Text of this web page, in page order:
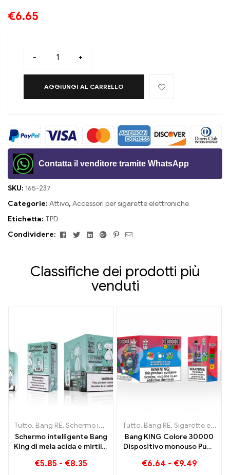
€6.65
- +
AGGIUNGI AL CARRELLO
Contatta il venditore tramite WhatsApp
SKU: 165-237
Categorie: Attivo, Accessori per sigarette elettroniche
Etichetta: TPD
Condividere:
FacebookTwitterLinkedinGoogle+Pinterest
E-
Classifiche dei prodotti più
venduti
Tutto, Bang RE, Schermo intelligente Bang King 15000 Soffio ,
Schermo intelligente Bang
King di mela acida e mirtillo
di svapo incomparabile
€5.85 - €8.35
Tutto, Bang RE, Sigarette elettroniche usa e getta Lituania
Bang KING Colore 30000
Dispositivo monouso Puffs
combinazione perfetta di
€6.64 - €9.49